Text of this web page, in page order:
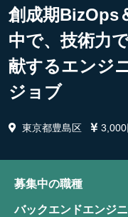
創成期BizOps
中で、技術力
献するエンジ
ジョブ
東京都豊島区
募集中の職種
バックエンドエンジ